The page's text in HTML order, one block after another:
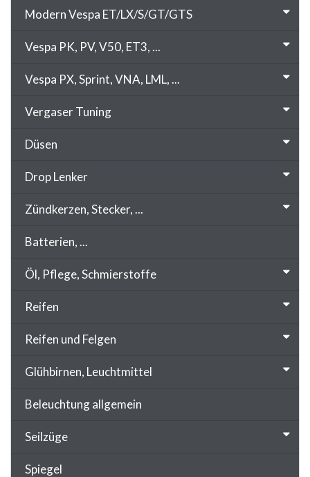
Modern Vespa ET/LX/S/GT/GTS
Vespa PK, PV, V50, ET3, ...
Vespa PX, Sprint, VNA, LML, ...
Vergaser Tuning
Düsen
Drop Lenker
Zündkerzen, Stecker, ...
Batterien, ...
Öl, Pflege, Schmierstoffe
Reifen
Reifen und Felgen
Glühbirnen, Leuchtmittel
Beleuchtung allgemein
Seilzüge
Spiegel